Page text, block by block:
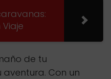
de tu
Con un